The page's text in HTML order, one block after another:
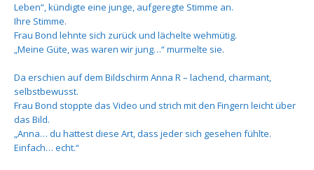
Leben“, kündigte eine junge, aufgeregte Stimme an.
Ihre Stimme.
Frau Bond lehnte sich zurück und lächelte wehmütig.
„Meine Güte, was waren wir jung…“ murmelte sie.
Da erschien auf dem Bildschirm Anna R – lachend, charmant,
selbstbewusst.
Frau Bond stoppte das Video und strich mit den Fingern leicht über
das Bild.
„Anna… du hattest diese Art, dass jeder sich gesehen fühlte.
Einfach… echt.“